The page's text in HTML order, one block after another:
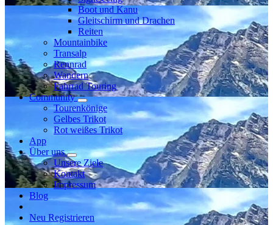
Boot und Kanu
Gleitschirm und Drachen
Reiten
Mountainbike
Transalp
Rennrad
Wandern
Fahrrad Touring
Community
Tourenkönige
Gelbes Trikot
Rot weißes Trikot
App
Über uns
Unsere Ziele
Kontakt
Impressum
Blog
Neu Registrieren